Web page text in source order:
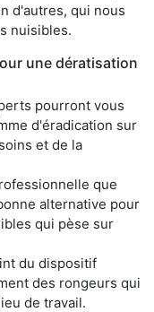
d'autres, qui nous
nuisibles.
une dératisation
pourront vous
d'éradication sur
et de la
que
alternative pour
qui pèse sur
du dispositif
des rongeurs qui
de travail.